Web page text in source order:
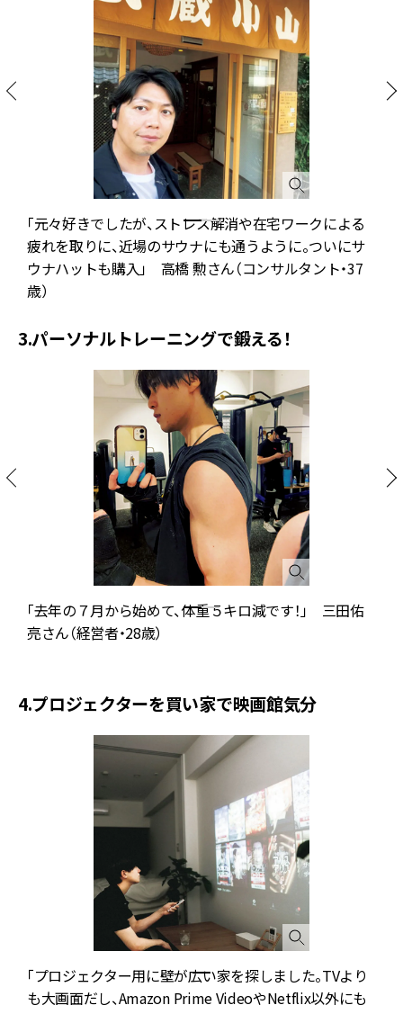
「元々好きでしたが、ストレス解消や在宅ワークによる
疲れを取りに、近場のサウナにも通うように。ついにサ
ウナハットも購入」 高橋 勲さん（コンサルタント・37
歳）
3.パーソナルトレーニングで鍛える！
「去年の７月から始めて、体重５キロ減です！」 三田佑
亮さん（経営者・28歳）
4.プロジェクターを買い家で映画館気分
「プロジェクター用に壁が広い家を探しました。TVより
も大画面だし、Amazon Prime VideoやNetflix以外にも